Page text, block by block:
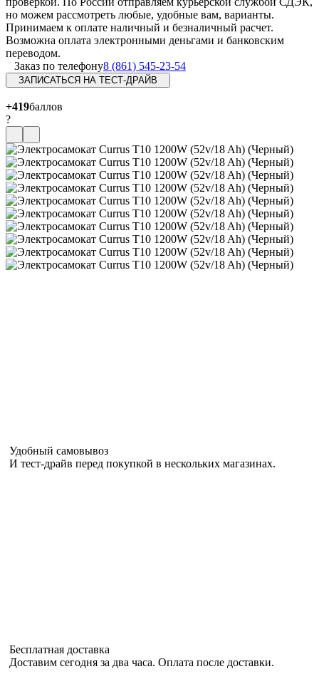
но можем рассмотреть любые, удобные вам, варианты.
Принимаем к оплате наличный и безналичный расчет.
Возможна оплата электронными деньгами и банковским
переводом.
Заказ по телефону8 (861) 545-23-54
ЗАПИСАТЬСЯ НА ТЕСТ-ДРАЙВ
+419баллов
?
Удобный самовывоз
И тест-драйв перед покупкой в нескольких магазинах.
Бесплатная доставка
Доставим сегодня за два часа. Оплата после доставки.